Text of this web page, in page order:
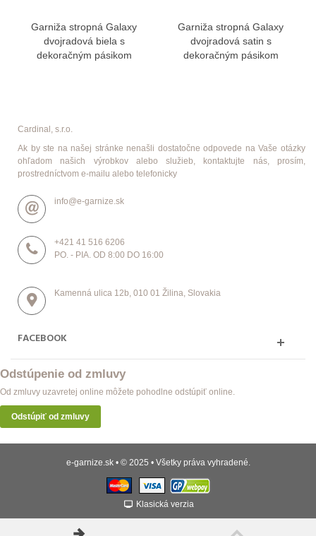
Garniža stropná Galaxy
dvojradová biela s
dekoračným pásikom
Garniža stropná Galaxy
dvojradová satin s
dekoračným pásikom
Cardinal, s.r.o.
Ak by ste na našej stránke nenašli dostatočne odpovede na Vaše otázky
ohľadom našich výrobkov alebo služieb, kontaktujte nás, prosím,
prostredníctvom e-mailu alebo telefonicky
info@e-garnize.sk
+421 41 516 6206
PO. - PIA. OD 8:00 DO 16:00
Kamenná ulica 12b, 010 01 Žilina, Slovakia
FACEBOOK
Odstúpenie od zmluvy
Od zmluvy uzavretej online môžete pohodlne odstúpiť online.
Odstúpiť od zmluvy
e-garnize.sk • © 2025 • Všetky práva vyhradené.
Klasická verzia